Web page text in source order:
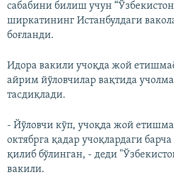
сабабини билиш учун
ширкатининг Истанбулдаги
боғланди.
Идора вакили учоқда жой
айрим йўловчилар вақтида
тасдиқлади.
- Йўловчи кўп, учоқда жой
октябрга қадар учоқлардаги
қилиб бўлинган, - деди
вакили.